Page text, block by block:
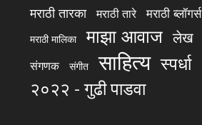
मराठी तारका मराठी तारे मराठी ब्लॉगर्स
मराठी मालिका माझा आवाज लेख
संगणक संगीत साहित्य स्पर्धा
२०२२ - गुढी पाडवा